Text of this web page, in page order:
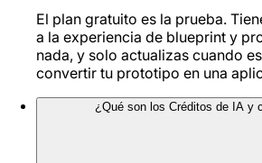
El plan gratuito es la prueba.
a la experiencia de blueprint y
nada, y solo actualizas cuando
convertir tu prototipo en una
¿Qué son los Créditos de IA y